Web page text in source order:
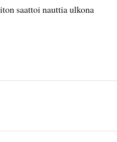
saattoi nauttia ulkona